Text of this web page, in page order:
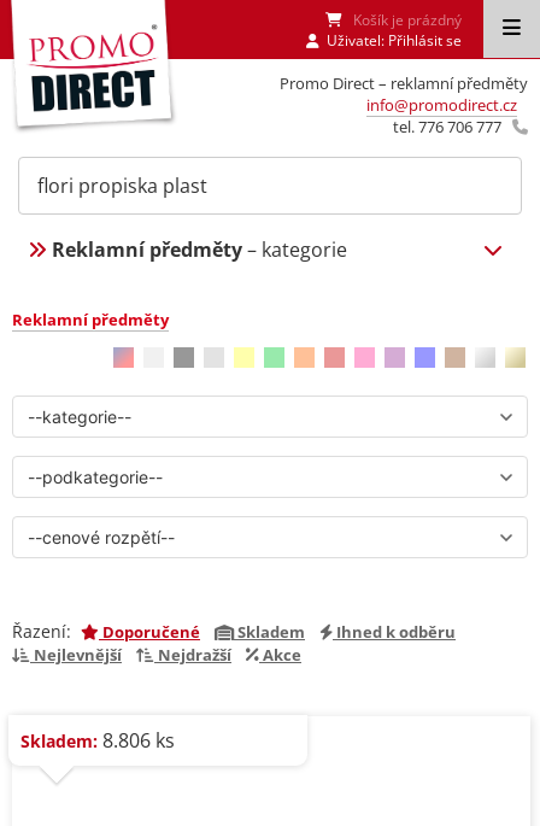
Promo Direct – reklamní předměty
info@promodirect.cz
tel. 776 706 777
Košík je prázdný
Uživatel: Přihlásit se
Reklamní předměty– kategorie
Reklamní předměty
Řazení: Doporučené Skladem
Ihned k odběru
Nejlevnější
Nejdražší Akce
Skladem: 8.806 ks